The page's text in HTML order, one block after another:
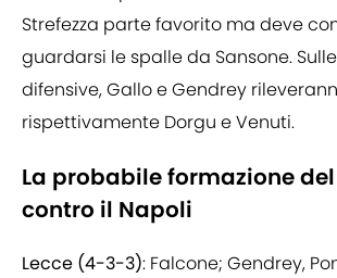
Strefezza parte favorito ma deve
guardarsi le spalle da Sansone.
difensive, Gallo e Gendrey
rispettivamente Dorgu e Venuti.
La probabile formazione del
contro il Napoli
Lecce (4-3-3): Falcone; Gendrey,